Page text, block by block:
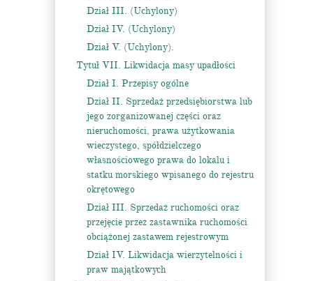
Dział III. (Uchylony)
Dział IV. (Uchylony)
Dział V. (Uchylony).
Tytuł VII. Likwidacja masy upadłości
Dział I. Przepisy ogólne
Dział II. Sprzedaż przedsiębiorstwa lub
jego zorganizowanej części oraz
nieruchomości, prawa użytkowania
wieczystego, spółdzielczego
własnościowego prawa do lokalu i
statku morskiego wpisanego do rejestru
okrętowego
Dział III. Sprzedaż ruchomości oraz
przejęcie przez zastawnika ruchomości
obciążonej zastawem rejestrowym
Dział IV. Likwidacja wierzytelności i
praw majątkowych